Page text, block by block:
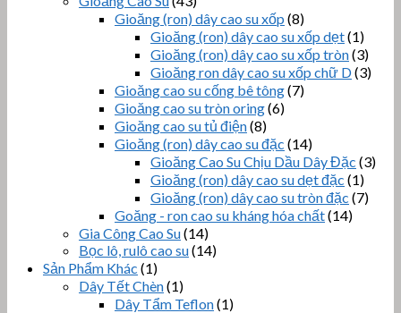
Gioăng (ron) dây cao su xốp (8)
Gioăng (ron) dây cao su xốp dẹt(1)
Gioăng (ron) dây cao su xốp tròn(3)
Gioăng ron dây cao su xốp chữ D(3)
Gioăng cao su cống bê tông(7)
Gioăng cao su tròn oring(6)
Gioăng cao su tủ điện(8)
Gioăng (ron) dây cao su đặc (14)
Gioăng Cao Su Chịu Dầu Dây Đặc (3)
Gioăng (ron) dây cao su dẹt đặc (1)
Gioăng (ron) dây cao su tròn đặc (7)
Goăng - ron cao su kháng hóa chất(14)
Gia Công Cao Su(14)
Bọc lô, rulô cao su(14)
Sản Phẩm Khác (1)
Dây Tết Chèn(1)
Dây Tẩm Teflon(1)